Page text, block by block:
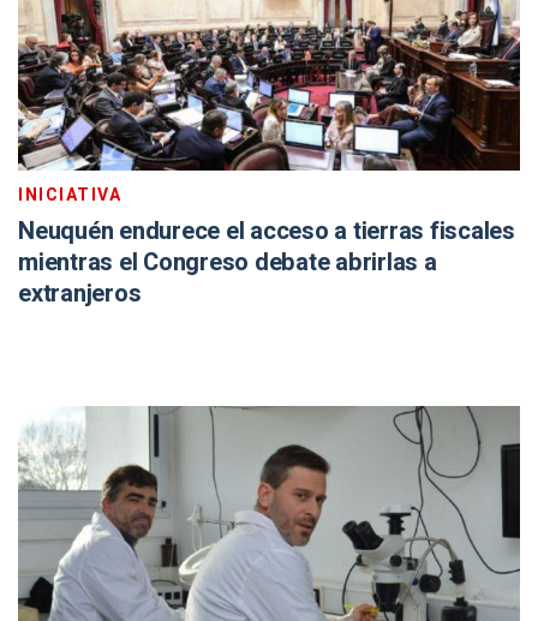
INICIATIVA
Neuquén endurece el acceso a tierras fiscales
mientras el Congreso debate abrirlas a
extranjeros